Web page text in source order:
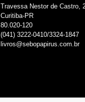
Travessa Nestor de Castro,
Curitiba-PR
80.020-120
(041) 3222-0410/3324-1847
livros@sebopapirus.com.br